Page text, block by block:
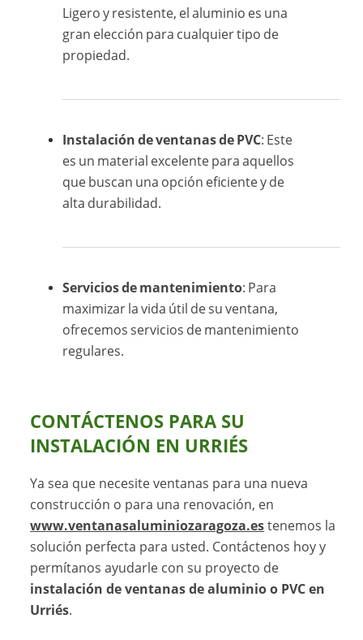
Ligero y resistente, el aluminio es una
gran elección para cualquier tipo de
propiedad.
Instalación de ventanas de PVC: Este
es un material excelente para aquellos
que buscan una opción eficiente y de
alta durabilidad.
Servicios de mantenimiento: Para
maximizar la vida útil de su ventana,
ofrecemos servicios de mantenimiento
regulares.
CONTÁCTENOS PARA SU
INSTALACIÓN EN URRIÉS
Ya sea que necesite ventanas para una nueva
construcción o para una renovación, en
www.ventanasaluminiozaragoza.estenemos la
solución perfecta para usted. Contáctenos hoy y
permítanos ayudarle con su proyecto de
instalación de ventanas de aluminio o PVC en
Urriés.